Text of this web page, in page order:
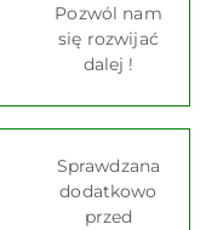
Pozwól nam
się rozwijać
dalej !
Sprawdzana
dodatkowo
przed